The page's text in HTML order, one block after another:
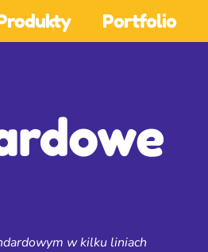
Portfolio
w kilku liniach